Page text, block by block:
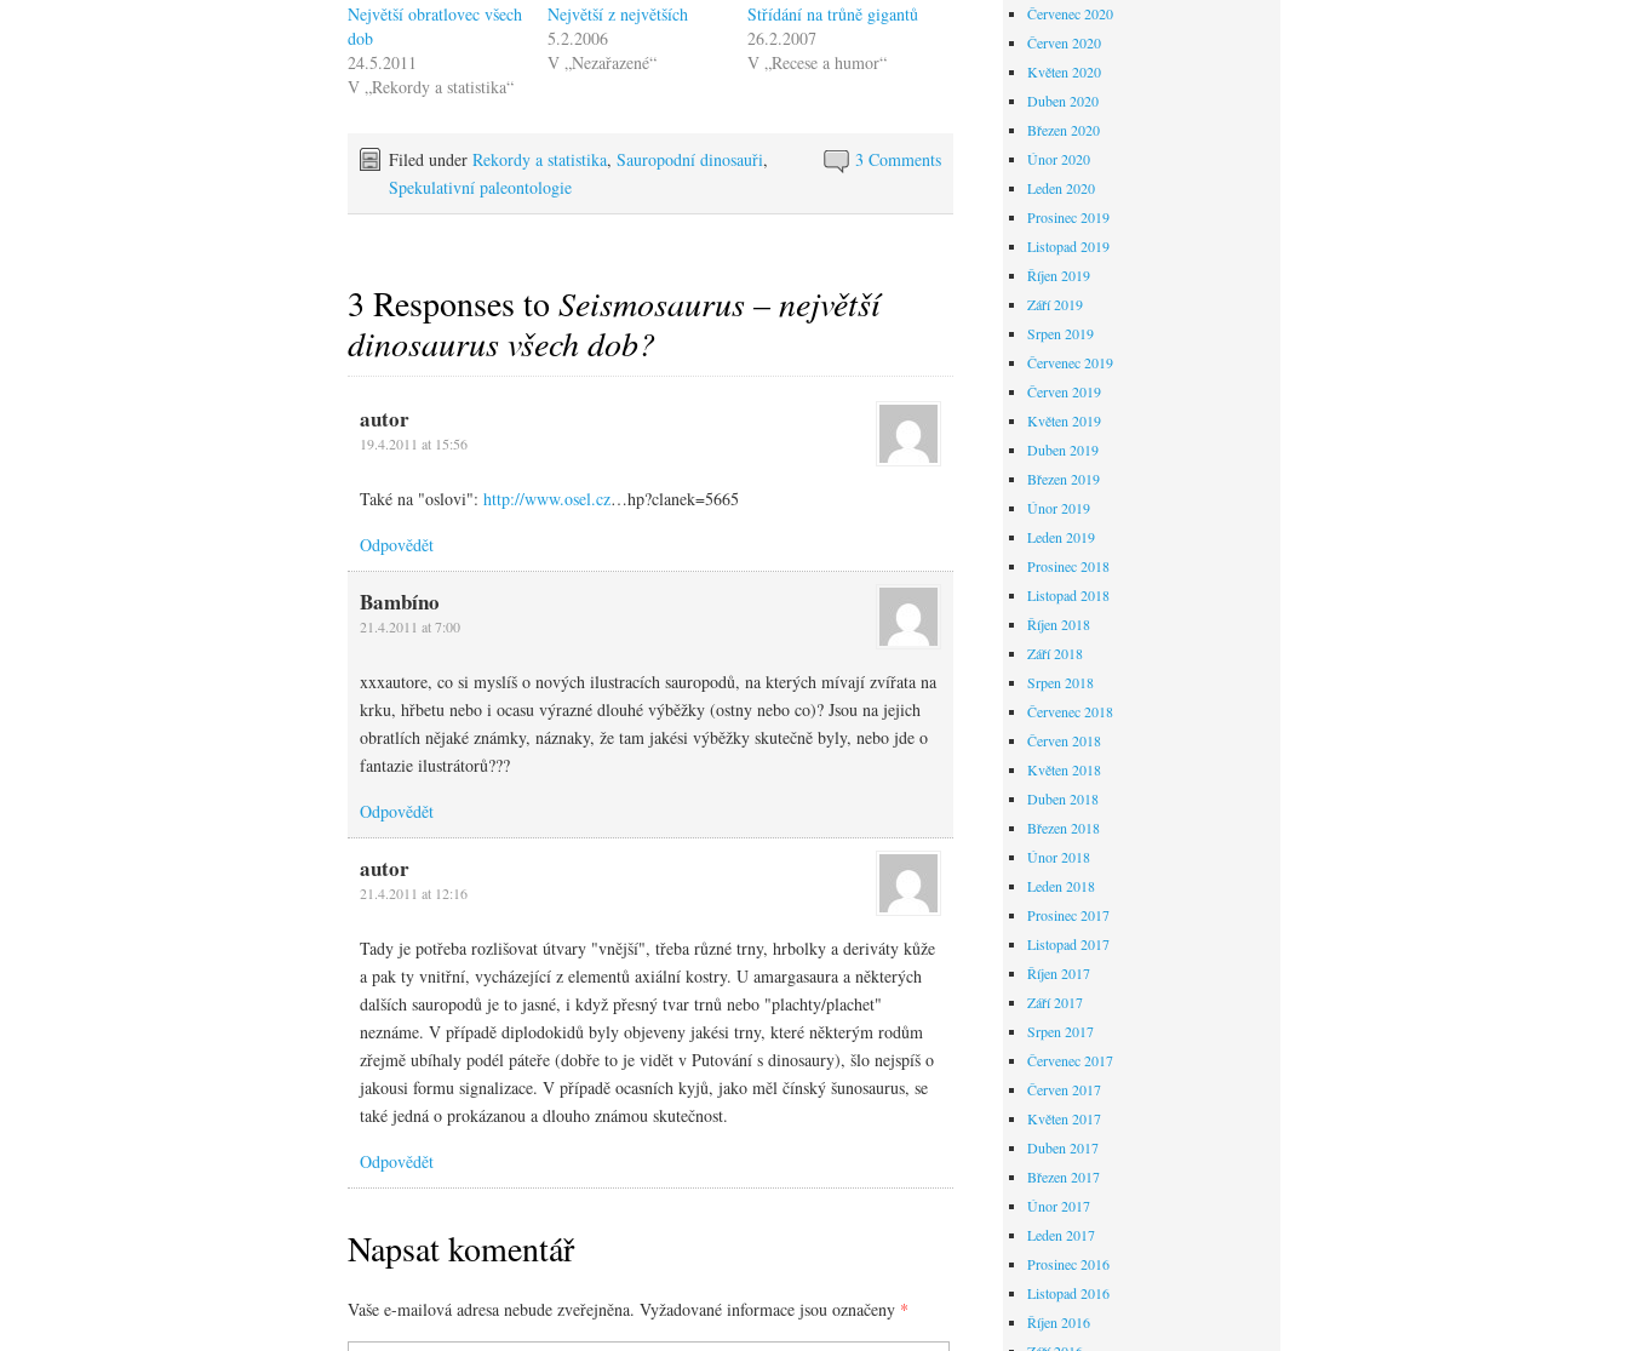
Největší obratlovec všech
dob
24.5.2011
V „Rekordy a statistika“
Největší z největších
5.2.2006
V „Nezařazené“
Střídání na trůně gigantů
26.2.2007
V „Recese a humor“
3 Comments
Filed under Rekordy a statistika, Sauropodní dinosauři,
Spekulativní paleontologie
3 Responses toSeismosaurus – největší
dinosaurus všech dob?
autor
19.4.2011 at 15:56
Také na "oslovi": http://www.osel.cz…hp?clanek=5665
Odpovědět
Bambíno
21.4.2011 at 7:00
xxxautore, co si myslíš o nových ilustracích sauropodů, na kterých mívají zvířata na
krku, hřbetu nebo i ocasu výrazné dlouhé výběžky (ostny nebo co)? Jsou na jejich
obratlích nějaké známky, náznaky, že tam jakési výběžky skutečně byly, nebo jde o
fantazie ilustrátorů???
Odpovědět
autor
21.4.2011 at 12:16
Tady je potřeba rozlišovat útvary "vnější", třeba různé trny, hrbolky a deriváty kůže
a pak ty vnitřní, vycházející z elementů axiální kostry. U amargasaura a některých
dalších sauropodů je to jasné, i když přesný tvar trnů nebo "plachty/plachet"
neznáme. V případě diplodokidů byly objeveny jakési trny, které některým rodům
zřejmě ubíhaly podél páteře (dobře to je vidět v Putování s dinosaury), šlo nejspíš o
jakousi formu signalizace. V případě ocasních kyjů, jako měl čínský šunosaurus, se
také jedná o prokázanou a dlouho známou skutečnost.
Odpovědět
Napsat komentář
Vaše e-mailová adresa nebude zveřejněna. Vyžadované informace jsou označeny *
Červenec 2020
Červen 2020
Květen 2020
Duben 2020
Březen 2020
Únor 2020
Leden 2020
Prosinec 2019
Listopad 2019
Říjen 2019
Září 2019
Srpen 2019
Červenec 2019
Červen 2019
Květen 2019
Duben 2019
Březen 2019
Únor 2019
Leden 2019
Prosinec 2018
Listopad 2018
Říjen 2018
Září 2018
Srpen 2018
Červenec 2018
Červen 2018
Květen 2018
Duben 2018
Březen 2018
Únor 2018
Leden 2018
Prosinec 2017
Listopad 2017
Říjen 2017
Září 2017
Srpen 2017
Červenec 2017
Červen 2017
Květen 2017
Duben 2017
Březen 2017
Únor 2017
Leden 2017
Prosinec 2016
Listopad 2016
Říjen 2016